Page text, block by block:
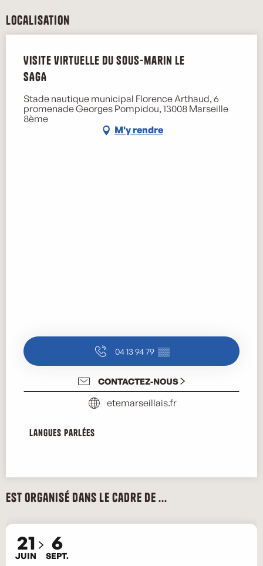
Localisation
Visite virtuelle du sous-marin le
SAGA
Stade nautique municipal Florence Arthaud, 6
promenade Georges Pompidou, 13008 Marseille
8ème
M'y rendre
04 13 94 79 ▒▒
CONTACTEZ-NOUS
etemarseillais.fr
Langues parlées
Langues parlées
Est organisé dans le cadre de ...
21
JUIN
6
SEPT.